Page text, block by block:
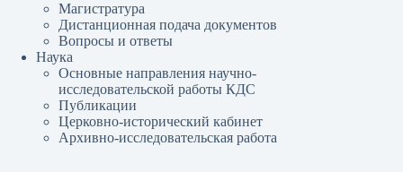
Магистратура
Дистанционная подача документов
Вопросы и ответы
Наука
Основные направления научно-
исследовательской работы КДС
Публикации
Церковно-исторический кабинет
Архивно-исследовательская работа